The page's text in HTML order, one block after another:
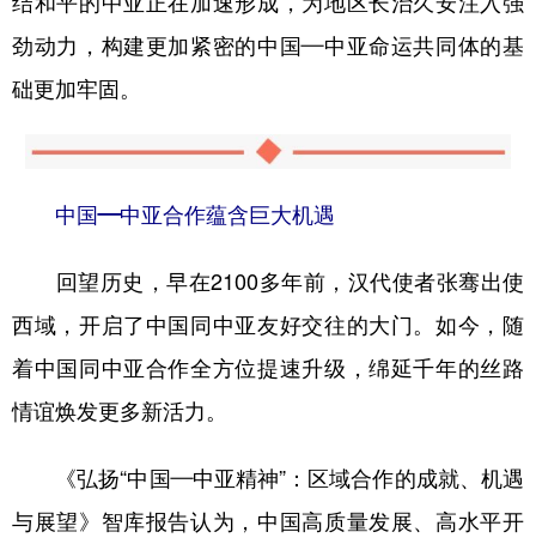
劲动力，构建更加紧密的中国—中亚命运共同体的基
础更加牢固。
中国—中亚合作蕴含巨大机遇
回望历史，早在2100多年前，汉代使者张骞出使
西域，开启了中国同中亚友好交往的大门。如今，随
着中国同中亚合作全方位提速升级，绵延千年的丝路
情谊焕发更多新活力。
《弘扬“中国—中亚精神”：区域合作的成就、机遇
与展望》智库报告认为，中国高质量发展、高水平开